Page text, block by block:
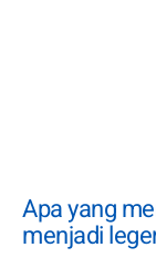
Apa yang
menjadi